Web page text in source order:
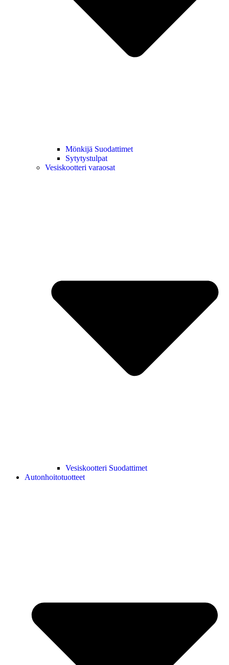
Mönkijä Suodattimet
Sytytystulpat
Vesiskootteri varaosat
Vesiskootteri Suodattimet
Autonhoitotuotteet